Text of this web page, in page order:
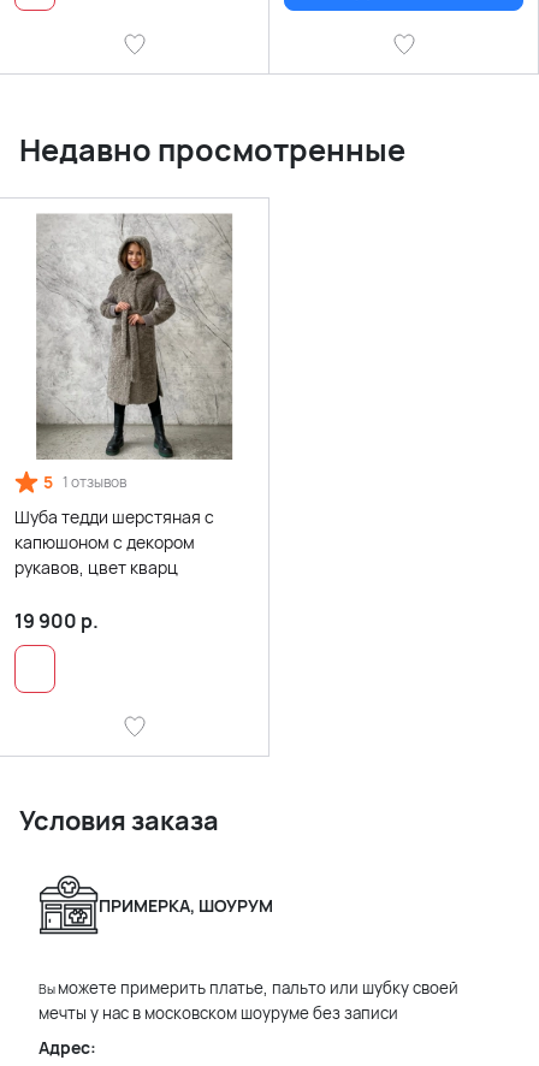
Недавно просмотренные
5 1 отзывов
Шуба тедди шерстяная с
капюшоном с декором
рукавов, цвет кварц
19 900 р.
Условия заказа
ПРИМЕРКА, ШОУРУМ
Вы можете примерить платье, пальто или шубку своей
мечты у нас в московском шоуруме без записи
Адрес: